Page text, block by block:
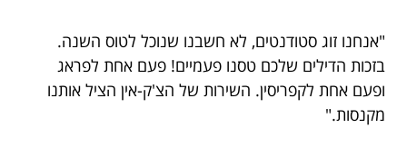
"אנחנו זוג סטודנטים, לא חשבנו שנוכל לטוס השנה.
בזכות הדילים שלכם טסנו פעמיים! פעם אחת לפראג
ופעם אחת לקפריסין. השירות של הצ'ק-אין הציל אותנו
מקנסות."